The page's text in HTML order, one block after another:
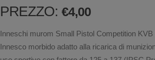
PREZZO: €4,00
Inneschi murom Small Pistol Competition
Innesco morbido adatto alla ricarica di